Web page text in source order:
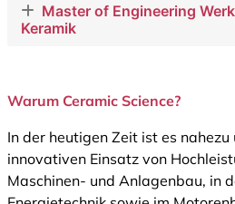
Master of Engineering
Keramik
Warum Ceramic Science?
In der heutigen Zeit ist es
innovativen Einsatz von
Maschinen- und Anlagenbau, in